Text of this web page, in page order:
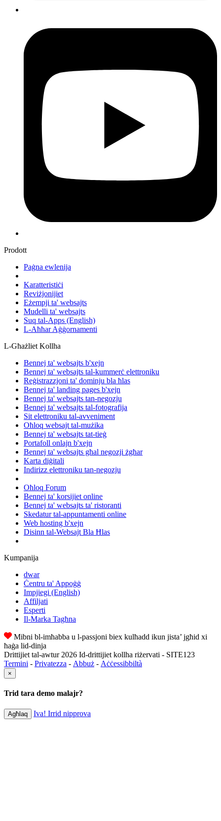
Prodott
Paġna ewlenija
Karatteristiċi
Reviżjonijiet
Eżempji ta' websajts
Mudelli ta' websajts
Suq tal-Apps (English)
L-Aħħar Aġġornamenti
L-Għażliet Kollha
Bennej ta' websajts b'xejn
Bennej ta' websajts tal-kummerċ elettroniku
Reġistrazzjoni ta' dominju bla ħlas
Bennej ta' landing pages b'xejn
Bennej ta' websajts tan-negozju
Bennej ta' websajts tal-fotografija
Sit elettroniku tal-avveniment
Oħloq websajt tal-mużika
Bennej ta' websajts tat-tieġ
Portafoll onlajn b'xejn
Bennej ta' websajts għal negozji żgħar
Karta diġitali
Indirizz elettroniku tan-negozju
Oħloq Forum
Bennej ta' korsijiet online
Bennej ta' websajts ta' ristoranti
Skedatur tal-appuntamenti online
Web hosting b'xejn
Disinn tal-Websajt Bla Ħlas
Kumpanija
dwar
Ċentru ta' Appoġġ
Impjiegi (English)
Affiljati
Esperti
Il-Marka Tagħna
Mibni bl-imħabba u l-passjoni biex kulħadd ikun jista’ jgħid xi
ħaġa lid-dinja
Drittijiet tal-awtur 2026 Id-drittijiet kollha riżervati - SITE123
Termini - Privatezza - Abbuż - Aċċessibbiltà
×
Trid tara demo malajr?
Agħlaq Iva! Irrid nipprova